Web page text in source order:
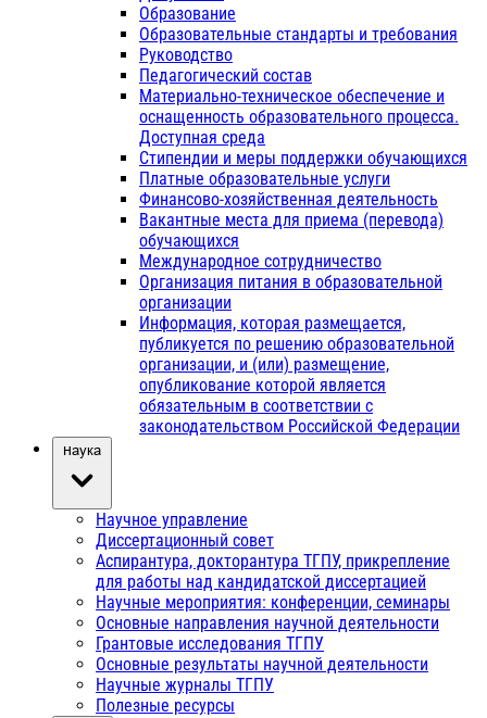
Образование
Образовательные стандарты и требования
Руководство
Педагогический состав
Материально-техническое обеспечение и
оснащенность образовательного процесса.
Доступная среда
Стипендии и меры поддержки обучающихся
Платные образовательные услуги
Финансово-хозяйственная деятельность
Вакантные места для приема (перевода)
обучающихся
Международное сотрудничество
Организация питания в образовательной
организации
Информация, которая размещается,
публикуется по решению образовательной
организации, и (или) размещение,
опубликование которой является
обязательным в соответствии с
законодательством Российской Федерации
Наука
Научное управление
Диссертационный совет
Аспирантура, докторантура ТГПУ, прикрепление
для работы над кандидатской диссертацией
Научные мероприятия: конференции, семинары
Основные направления научной деятельности
Грантовые исследования ТГПУ
Основные результаты научной деятельности
Научные журналы ТГПУ
Полезные ресурсы